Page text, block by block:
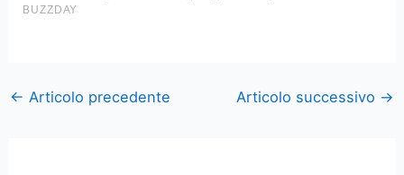
← Articolo precedente Articolo successivo →